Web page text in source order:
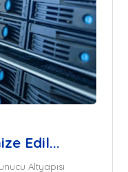
Edil...
Altyapısı